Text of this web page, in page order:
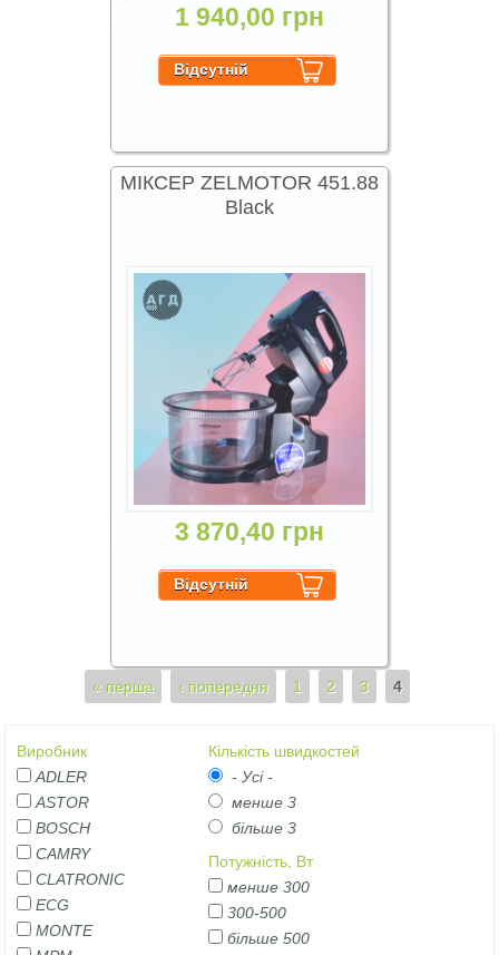
1 940,00 грн
МІКСЕР ZELMOTOR 451.88
Black
3 870,40 грн
Сторінки
« перша ‹ попередня 1 2 3 4
Виробник
ADLER
ASTOR
BOSCH
CAMRY
CLATRONIC
ECG
MONTE
Кількість швидкостей
- Усі -
менше 3
більше 3
Потужність, Вт
менше 300
300-500
більше 500